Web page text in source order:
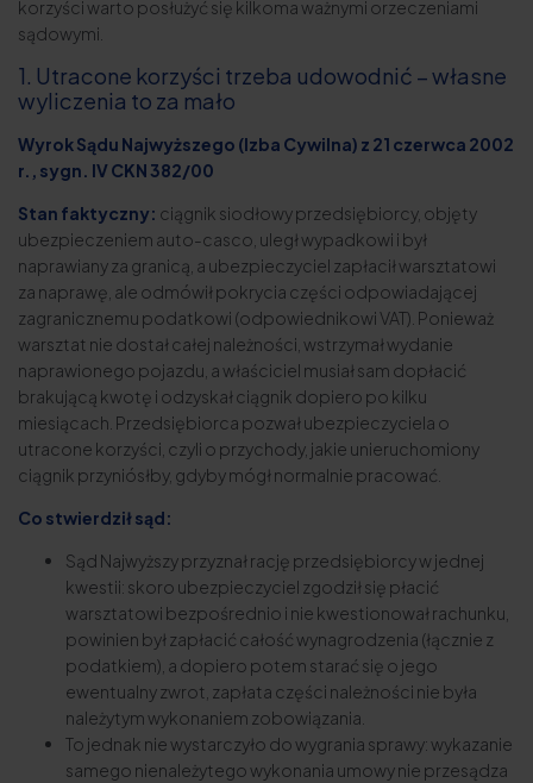
korzyści warto posłużyć się kilkoma ważnymi orzeczeniami
sądowymi.
1. Utracone korzyści trzeba udowodnić – własne
wyliczenia to za mało
Wyrok Sądu Najwyższego (Izba Cywilna) z 21 czerwca 2002
r., sygn. IV CKN 382/00
Stan faktyczny: ciągnik siodłowy przedsiębiorcy, objęty
ubezpieczeniem auto-casco, uległ wypadkowi i był
naprawiany za granicą, a ubezpieczyciel zapłacił warsztatowi
za naprawę, ale odmówił pokrycia części odpowiadającej
zagranicznemu podatkowi (odpowiednikowi VAT). Ponieważ
warsztat nie dostał całej należności, wstrzymał wydanie
naprawionego pojazdu, a właściciel musiał sam dopłacić
brakującą kwotę i odzyskał ciągnik dopiero po kilku
miesiącach. Przedsiębiorca pozwał ubezpieczyciela o
utracone korzyści, czyli o przychody, jakie unieruchomiony
ciągnik przyniósłby, gdyby mógł normalnie pracować.
Co stwierdził sąd:
Sąd Najwyższy przyznał rację przedsiębiorcy w jednej
kwestii: skoro ubezpieczyciel zgodził się płacić
warsztatowi bezpośrednio i nie kwestionował rachunku,
powinien był zapłacić całość wynagrodzenia (łącznie z
podatkiem), a dopiero potem starać się o jego
ewentualny zwrot, zapłata części należności nie była
należytym wykonaniem zobowiązania.
To jednak nie wystarczyło do wygrania sprawy: wykazanie
samego nienależytego wykonania umowy nie przesądza